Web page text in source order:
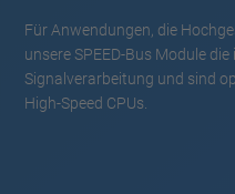
Für Anwendungen, die
unsere SPEED-Bus Module
Signalverarbeitung und sind
High-Speed CPUs.